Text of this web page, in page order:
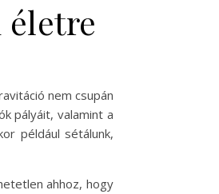
életre
nem csupán
pályáit, valamint a
például sétálunk,
ahhoz, hogy